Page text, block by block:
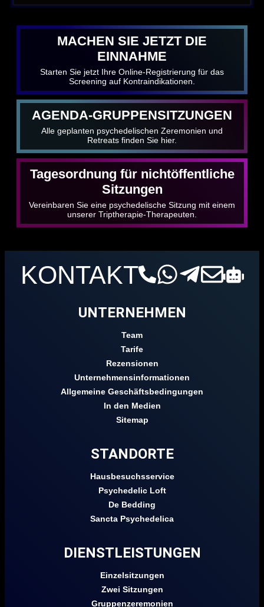
MACHEN SIE JETZT DIE
EINNAHME
Starten Sie jetzt Ihre Online-Registrierung für das
Screening auf Kontraindikationen.
AGENDA-GRUPPENSITZUNGEN
Alle geplanten psychedelischen Zeremonien und
Retreats finden Sie hier.
Tagesordnung für nichtöffentliche
Sitzungen
Vereinbaren Sie eine psychedelische Sitzung mit einem
unserer Triptherapie-Therapeuten.
KONTAKT
UNTERNEHMEN
Team
Tarife
Rezensionen
Unternehmensinformationen
Allgemeine Geschäftsbedingungen
In den Medien
Sitemap
STANDORTE
Hausbesuchsservice
Psychedelic Loft
De Bedding
Sancta Psychedelica
DIENSTLEISTUNGEN
Einzelsitzungen
Zwei Sitzungen
Gruppenzeremonien